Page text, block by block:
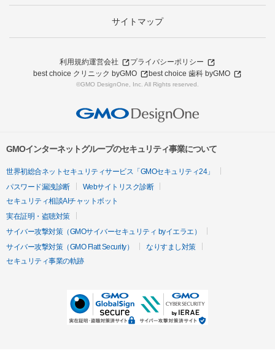
サイトマップ
利用規約運営会社
プライバシーポリシー
best choice クリニック byGMO
best choice 歯科 byGMO
©GMO DesignOne, Inc. All Rights reserved.
GMOインターネットグループのセキュリティ事業について
世界初総合ネットセキュリティサービス「GMOセキュリティ24」
パスワード漏洩診断
Webサイトリスク診断
セキュリティ相談AIチャットボット
実在証明・盗聴対策
サイバー攻撃対策（GMOサイバーセキュリティ byイエラエ）
サイバー攻撃対策（GMO Flatt Security）
なりすまし対策
セキュリティ事業の軌跡